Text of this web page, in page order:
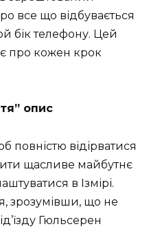
все що відбувається
бік телефону. Цей
про кожен крок
опис
повністю відірватися
щасливе майбутнє
в Ізмірі.
зрозумівши, що не
Гюльсерен